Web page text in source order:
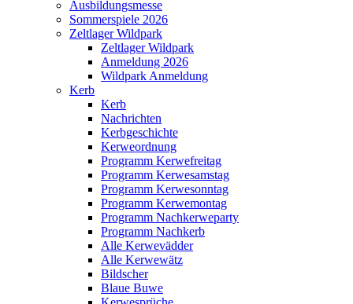
Ausbildungsmesse
Sommerspiele 2026
Zeltlager Wildpark
Zeltlager Wildpark
Anmeldung 2026
Wildpark Anmeldung
Kerb
Kerb
Nachrichten
Kerbgeschichte
Kerweordnung
Programm Kerwefreitag
Programm Kerwesamstag
Programm Kerwesonntag
Programm Kerwemontag
Programm Nachkerweparty
Programm Nachkerb
Alle Kerwevädder
Alle Kerwewätz
Bildscher
Blaue Buwe